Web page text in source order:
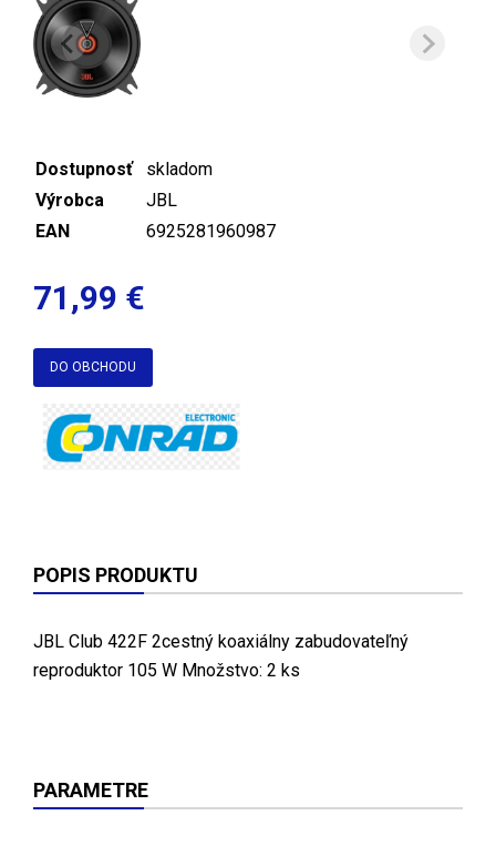
Dostupnosť
skladom
Výrobca
JBL
EAN
6925281960987
71,99 €
DO OBCHODU
POPIS PRODUKTU
JBL Club 422F 2cestný koaxiálny zabudovateľný
reproduktor 105 W Množstvo: 2 ks
PARAMETRE